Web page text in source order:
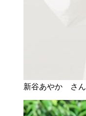
新谷あやか さん